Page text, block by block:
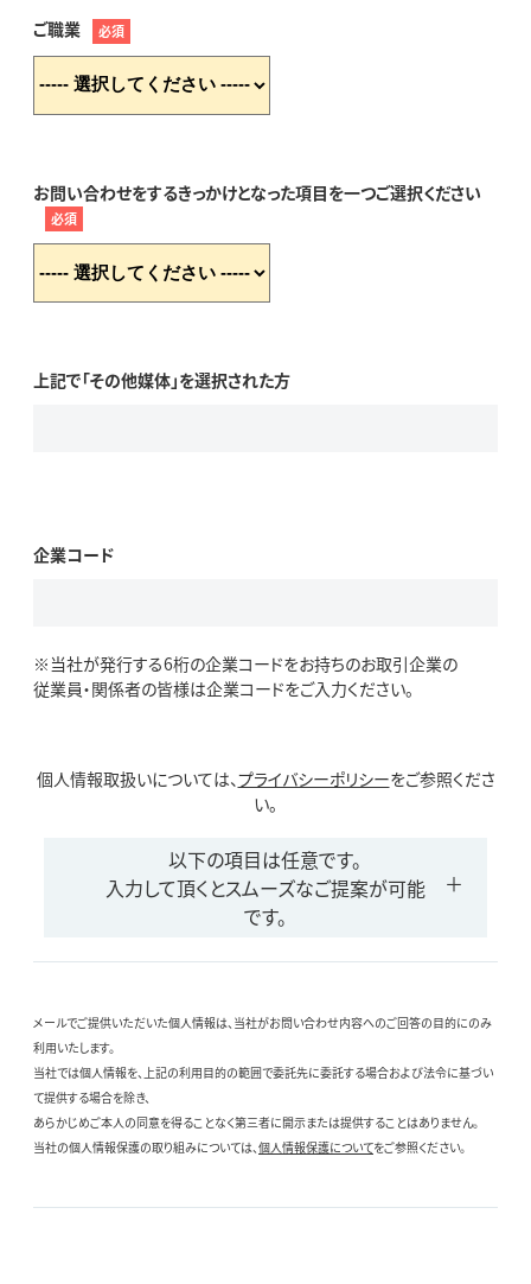
ご職業 必須
お問い合わせをするきっかけとなった項目を一つご選択ください
必須
上記で「その他媒体」を選択された方
企業コード
※当社が発行する6桁の企業コードをお持ちのお取引企業の
従業員・関係者の皆様は企業コードをご入力ください。
個人情報取扱いについては、プライバシーポリシーをご参照くださ
い。
以下の項目は任意です。
入力して頂くとスムーズなご提案が可能
です。
メールでご提供いただいた個人情報は、当社がお問い合わせ内容へのご回答の目的にのみ
利用いたします。
当社では個人情報を、上記の利用目的の範囲で委託先に委託する場合および法令に基づい
て提供する場合を除き、
あらかじめご本人の同意を得ることなく第三者に開示または提供することはありません。
当社の個人情報保護の取り組みについては、個人情報保護についてをご参照ください。